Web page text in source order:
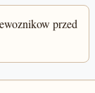
przed